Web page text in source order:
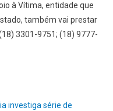
à Vítima, entidade que
também vai prestar
3301-9751; (18) 9777-
investiga série de